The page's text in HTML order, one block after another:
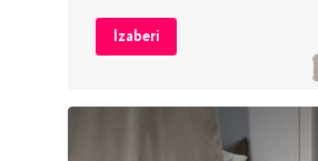
Izaberi